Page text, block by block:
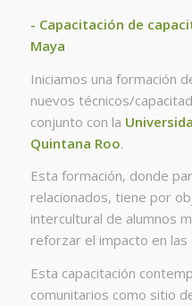
- Capacitación de
Maya
Iniciamos una formación
nuevos técnicos/
conjunto con la
Quintana Roo.
Esta formación, donde
relacionados, tiene por
intercultural de alumnos
reforzar el impacto en las
Esta capacitación
comunitarios como sitio